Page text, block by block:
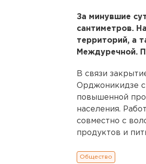
За минувшие
сантиметров.
территорий, а
Междуречной.
В связи
Орджоникидзе
повышенной
населения.
совместно с
продуктов и
Общество